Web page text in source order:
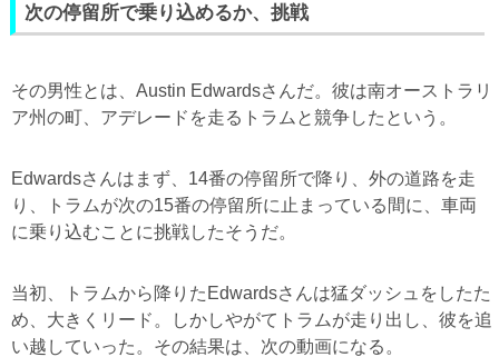
次の停留所で乗り込めるか、挑戦
その男性とは、Austin Edwardsさんだ。彼は南オーストラリ
ア州の町、アデレードを走るトラムと競争したという。
Edwardsさんはまず、14番の停留所で降り、外の道路を走
り、トラムが次の15番の停留所に止まっている間に、車両
に乗り込むことに挑戦したそうだ。
当初、トラムから降りたEdwardsさんは猛ダッシュをしたた
め、大きくリード。しかしやがてトラムが走り出し、彼を追
い越していった。その結果は、次の動画になる。